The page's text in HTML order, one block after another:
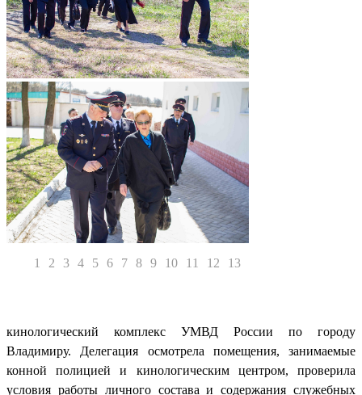
1 2 3 4 5 6 7 8 9 10 11 12 13
кинологический комплекс УМВД России по городу
Владимиру. Делегация осмотрела помещения, занимаемые
конной полицией и кинологическим центром, проверила
условия работы личного состава и содержания служебных